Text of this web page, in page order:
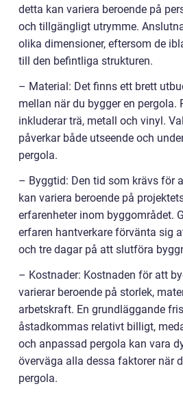
detta kan variera beroende på
och tillgängligt utrymme.
olika dimensioner, eftersom de
till den befintliga strukturen.
– Material: Det finns ett brett
mellan när du bygger en pergola.
inkluderar trä, metall och vinyl.
påverkar både utseende och
pergola.
– Byggtid: Den tid som krävs för
kan variera beroende på
erfarenheter inom byggområdet.
erfaren hantverkare förvänta sig
och tre dagar på att slutföra
– Kostnader: Kostnaden för att
varierar beroende på storlek,
arbetskraft. En grundläggande
åstadkommas relativt billigt,
och anpassad pergola kan vara
överväga alla dessa faktorer när
pergola.